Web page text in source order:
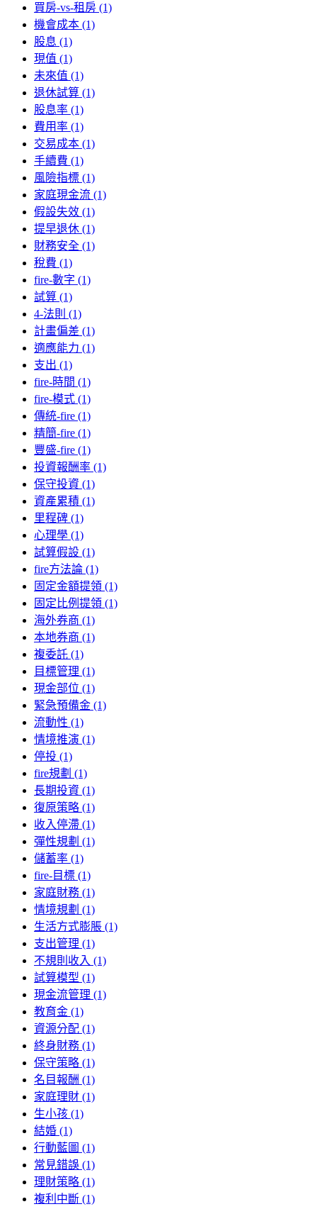
買房-vs-租房 (1)
機會成本 (1)
股息 (1)
現值 (1)
未來值 (1)
退休試算 (1)
股息率 (1)
費用率 (1)
交易成本 (1)
手續費 (1)
風險指標 (1)
家庭現金流 (1)
假設失效 (1)
提早退休 (1)
財務安全 (1)
稅費 (1)
fire-數字 (1)
試算 (1)
4-法則 (1)
計畫偏差 (1)
適應能力 (1)
支出 (1)
fire-時間 (1)
fire-模式 (1)
傳統-fire (1)
精簡-fire (1)
豐盛-fire (1)
投資報酬率 (1)
保守投資 (1)
資產累積 (1)
里程碑 (1)
心理學 (1)
試算假設 (1)
fire方法論 (1)
固定金額提領 (1)
固定比例提領 (1)
海外券商 (1)
本地券商 (1)
複委託 (1)
目標管理 (1)
現金部位 (1)
緊急預備金 (1)
流動性 (1)
情境推演 (1)
停投 (1)
fire規劃 (1)
長期投資 (1)
復原策略 (1)
收入停滯 (1)
彈性規劃 (1)
儲蓄率 (1)
fire-目標 (1)
家庭財務 (1)
情境規劃 (1)
生活方式膨脹 (1)
支出管理 (1)
不規則收入 (1)
試算模型 (1)
現金流管理 (1)
教育金 (1)
資源分配 (1)
終身財務 (1)
保守策略 (1)
名目報酬 (1)
家庭理財 (1)
生小孩 (1)
結婚 (1)
行動藍圖 (1)
常見錯誤 (1)
理財策略 (1)
複利中斷 (1)